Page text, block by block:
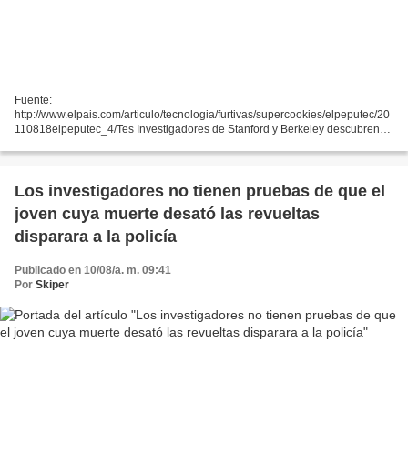
Fuente:
http://www.elpais.com/articulo/tecnologia/furtivas/supercookies/elpeputec/20
110818elpeputec_4/Tes Investigadores de Stanford y Berkeley descubren
perfil del internauta aunque...
Los investigadores no tienen pruebas de que el
joven cuya muerte desató las revueltas
disparara a la policía
Publicado en 10/08/a. m. 09:41
Por Skiper